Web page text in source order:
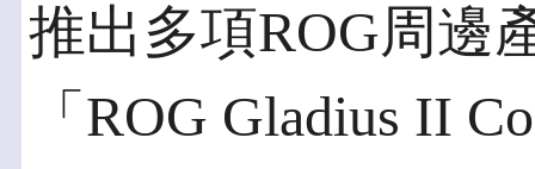
推出多項ROG周邊
「ROG Gladius II